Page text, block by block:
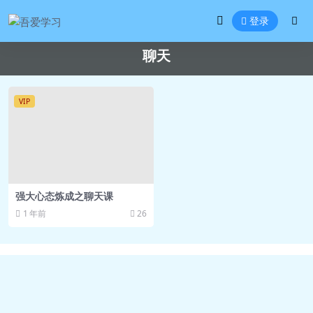
登录
聊天
VIP
强大心态炼成之聊天课
1 年前 26